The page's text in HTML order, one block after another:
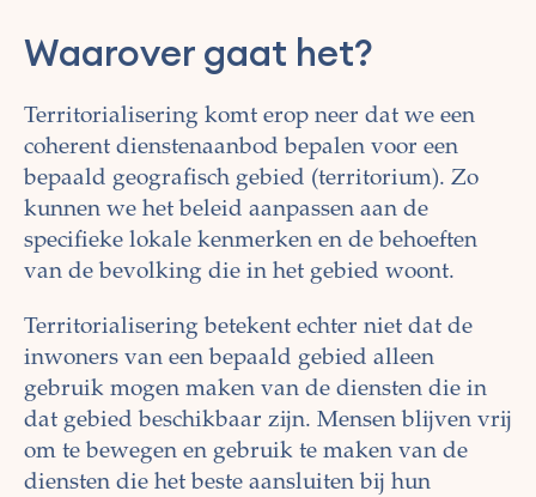
Waarover gaat het?
Territorialisering komt erop neer dat we een
coherent dienstenaanbod bepalen voor een
bepaald geografisch gebied (territorium). Zo
kunnen we het beleid aanpassen aan de
specifieke lokale kenmerken en de behoeften
van de bevolking die in het gebied woont.
Territorialisering betekent echter niet dat de
inwoners van een bepaald gebied alleen
gebruik mogen maken van de diensten die in
dat gebied beschikbaar zijn. Mensen blijven vrij
om te bewegen en gebruik te maken van de
diensten die het beste aansluiten bij hun